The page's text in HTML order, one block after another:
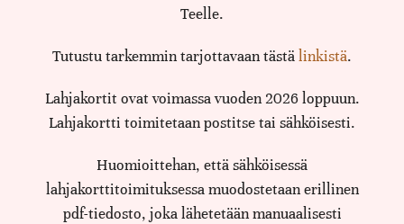
Teelle.
Tutustu tarkemmin tarjottavaan tästälinkistä.
Lahjakortit ovat voimassa vuoden 2026 loppuun.
Lahjakortti toimitetaan postitse tai sähköisesti.
Huomioittehan, että sähköisessä
lahjakorttitoimituksessa muodostetaan erillinen
pdf-tiedosto, joka lähetetään manuaalisesti